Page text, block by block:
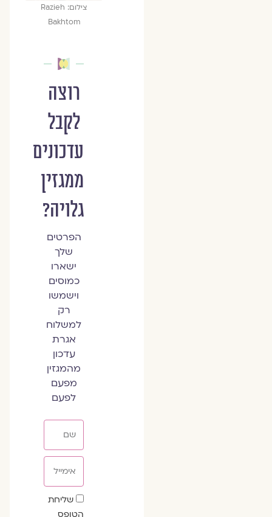
צילום: Razieh
Bakhtom
רוצה
לקבל
עדכונים
ממגזין
גלויה?
הפרטים
שלך
ישארו
כמוסים
וישמשו
רק
למשלוח
אגרת
עדכון
מהמגזין
מפעם
לפעם
שדה
הסכמה
שליחת
הטופס